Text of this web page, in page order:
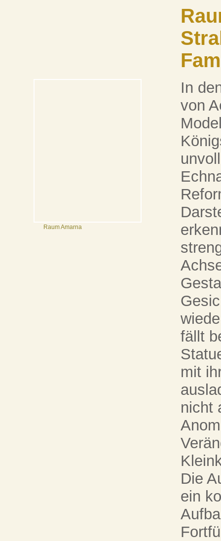
Raum Amarna
In
von
fällt
mit
nicht
Die
ein